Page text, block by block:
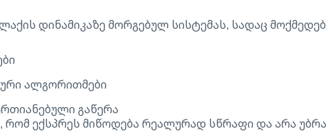
დინამიკაზე მორგებულ სისტემას, სადაც
ალგორითმები
გაწერა
რომ ექსპრეს მიწოდება რეალურად სწრაფი და არა